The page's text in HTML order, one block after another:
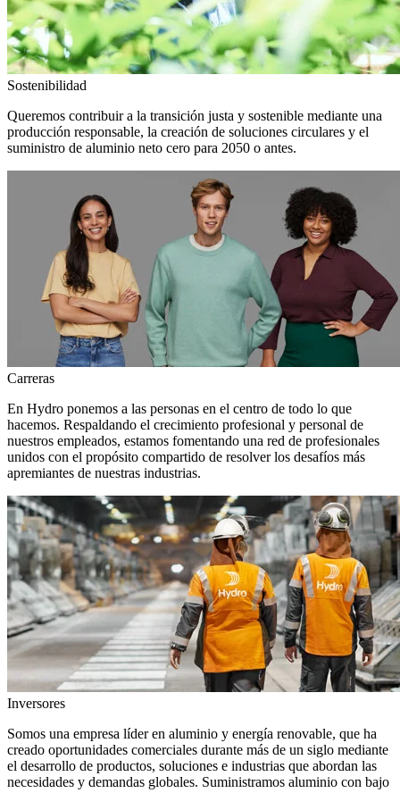
Sostenibilidad
Queremos contribuir a la transición justa y sostenible mediante una
producción responsable, la creación de soluciones circulares y el
suministro de aluminio neto cero para 2050 o antes.
Carreras
En Hydro ponemos a las personas en el centro de todo lo que
hacemos. Respaldando el crecimiento profesional y personal de
nuestros empleados, estamos fomentando una red de profesionales
unidos con el propósito compartido de resolver los desafíos más
apremiantes de nuestras industrias.
Inversores
Somos una empresa líder en aluminio y energía renovable, que ha
creado oportunidades comerciales durante más de un siglo mediante
el desarrollo de productos, soluciones e industrias que abordan las
necesidades y demandas globales. Suministramos aluminio con bajo